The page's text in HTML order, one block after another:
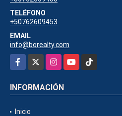
TELÉFONO
+50762609453
EMAIL
info@borealty.com
Facebook
InstagramYouTubeTikTok
INFORMACIÓN
Inicio